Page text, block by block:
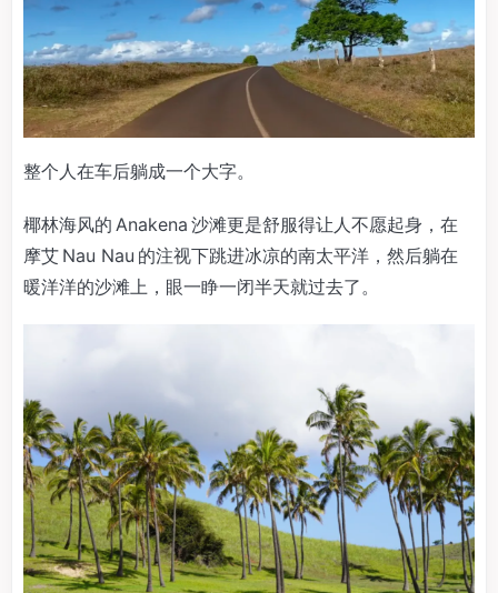
整个人在车后躺成一个大字。
椰林海风的 Anakena 沙滩更是舒服得让人不愿起身，在
摩艾 Nau Nau 的注视下跳进冰凉的南太平洋，然后躺在
暖洋洋的沙滩上，眼一睁一闭半天就过去了。